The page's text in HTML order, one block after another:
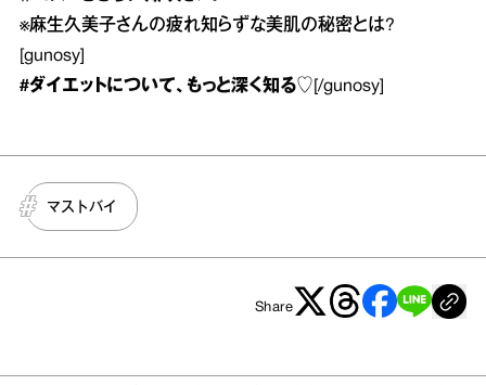
※麻生久美子さんの疲れ知らずな美肌の秘密とは?
[gunosy]
#ダイエットについて、もっと深く知る♡ [/gunosy]
マストバイ
Share